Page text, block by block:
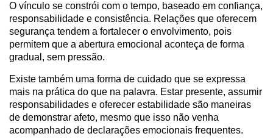
O vínculo se constrói com o tempo, baseado em confiança,
responsabilidade e consistência. Relações que oferecem
segurança tendem a fortalecer o envolvimento, pois
permitem que a abertura emocional aconteça de forma
gradual, sem pressão.
Existe também uma forma de cuidado que se expressa
mais na prática do que na palavra. Estar presente, assumir
responsabilidades e oferecer estabilidade são maneiras
de demonstrar afeto, mesmo que isso não venha
acompanhado de declarações emocionais frequentes.